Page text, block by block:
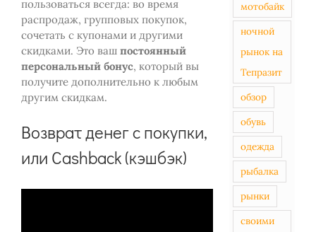
пользоваться всегда: во время
распродаж, групповых покупок,
сочетать с купонами и другими
скидками. Это ваш постоянный
персональный бонус, который вы
получите дополнительно к любым
другим скидкам.
Возврат денег с покупки,
или Cashback (кэшбэк)
мотобайк
ночной
рынок на
Тепразит
обзор
обувь
одежда
рыбалка
рынки
своими